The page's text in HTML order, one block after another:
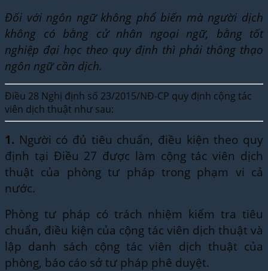
Đối với ngôn ngữ không phổ biến mà người dịch
không có bằng cử nhân ngoại ngữ, bằng tốt
nghiệp đại học theo quy định thì phải thông thạo
ngôn ngữ cần dịch.
Điều 28 Nghị định số 23/2015/NĐ-CP quy định cộng tác
viên dịch thuật như sau:
1. Người có đủ tiêu chuẩn, điều kiện theo quy
định tại Điều 27 được làm cộng tác viên dịch
thuật của phòng tư pháp trong phạm vi cả
nước.
Phòng tư pháp có trách nhiệm kiểm tra tiêu
chuẩn, điều kiện của cộng tác viên dịch thuật và
lập danh sách cộng tác viên dịch thuật của
phòng, báo cáo sở tư pháp phê duyệt.